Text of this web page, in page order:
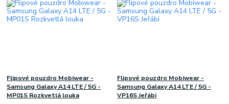
Flipové pouzdro Mobiwear -
Samsung Galaxy A14 LTE / 5G -
MP01S Rozkvetlá louka
Flipové pouzdro Mobiwear -
Samsung Galaxy A14 LTE / 5G -
VP16S Jeřábi